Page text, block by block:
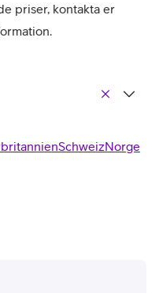
priser, kontakta er
SchweizNorge